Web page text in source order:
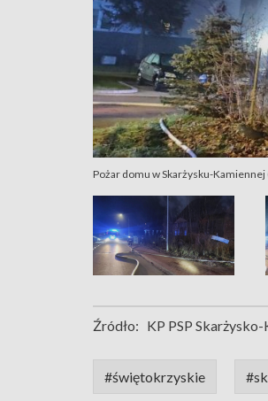
Pożar domu w Skarżysku-Kamiennej
Źródło: KP PSP
#świętokrzyskie